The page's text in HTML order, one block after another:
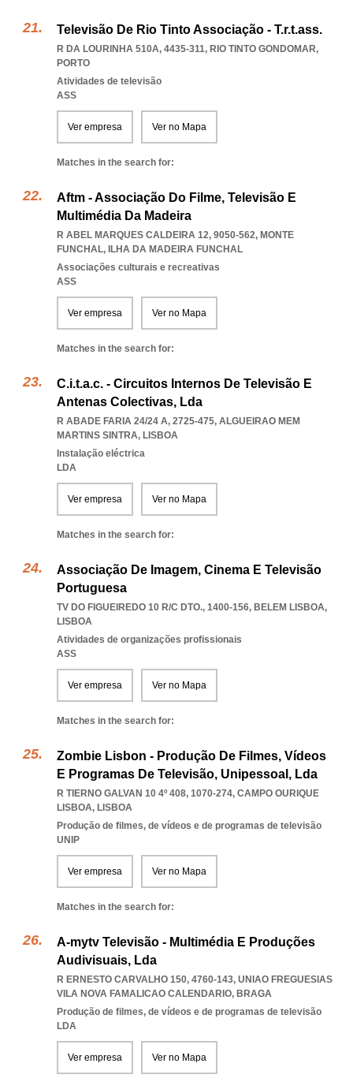
Televisão De Rio Tinto Associação - T.r.t.ass.
R DA LOURINHA 510A, 4435-311, RIO TINTO GONDOMAR,
PORTO
Atividades de televisão
ASS
Ver empresa Ver no Mapa
Matches in the search for:
Aftm - Associação Do Filme, Televisão E
Multimédia Da Madeira
R ABEL MARQUES CALDEIRA 12, 9050-562, MONTE
FUNCHAL, ILHA DA MADEIRA FUNCHAL
Associações culturais e recreativas
ASS
Ver empresa Ver no Mapa
Matches in the search for:
C.i.t.a.c. - Circuitos Internos De Televisão E
Antenas Colectivas, Lda
R ABADE FARIA 24/24 A, 2725-475, ALGUEIRAO MEM
MARTINS SINTRA, LISBOA
Instalação eléctrica
LDA
Ver empresa Ver no Mapa
Matches in the search for:
Associação De Imagem, Cinema E Televisão
Portuguesa
TV DO FIGUEIREDO 10 R/C DTO., 1400-156, BELEM LISBOA,
LISBOA
Atividades de organizações profissionais
ASS
Ver empresa Ver no Mapa
Matches in the search for:
Zombie Lisbon - Produção De Filmes, Vídeos
E Programas De Televisão, Unipessoal, Lda
R TIERNO GALVAN 10 4º 408, 1070-274, CAMPO OURIQUE
LISBOA, LISBOA
Produção de filmes, de vídeos e de programas de televisão
UNIP
Ver empresa Ver no Mapa
Matches in the search for:
A-mytv Televisão - Multimédia E Produções
Audivisuais, Lda
R ERNESTO CARVALHO 150, 4760-143, UNIAO FREGUESIAS
VILA NOVA FAMALICAO CALENDARIO, BRAGA
Produção de filmes, de vídeos e de programas de televisão
LDA
Ver empresa Ver no Mapa